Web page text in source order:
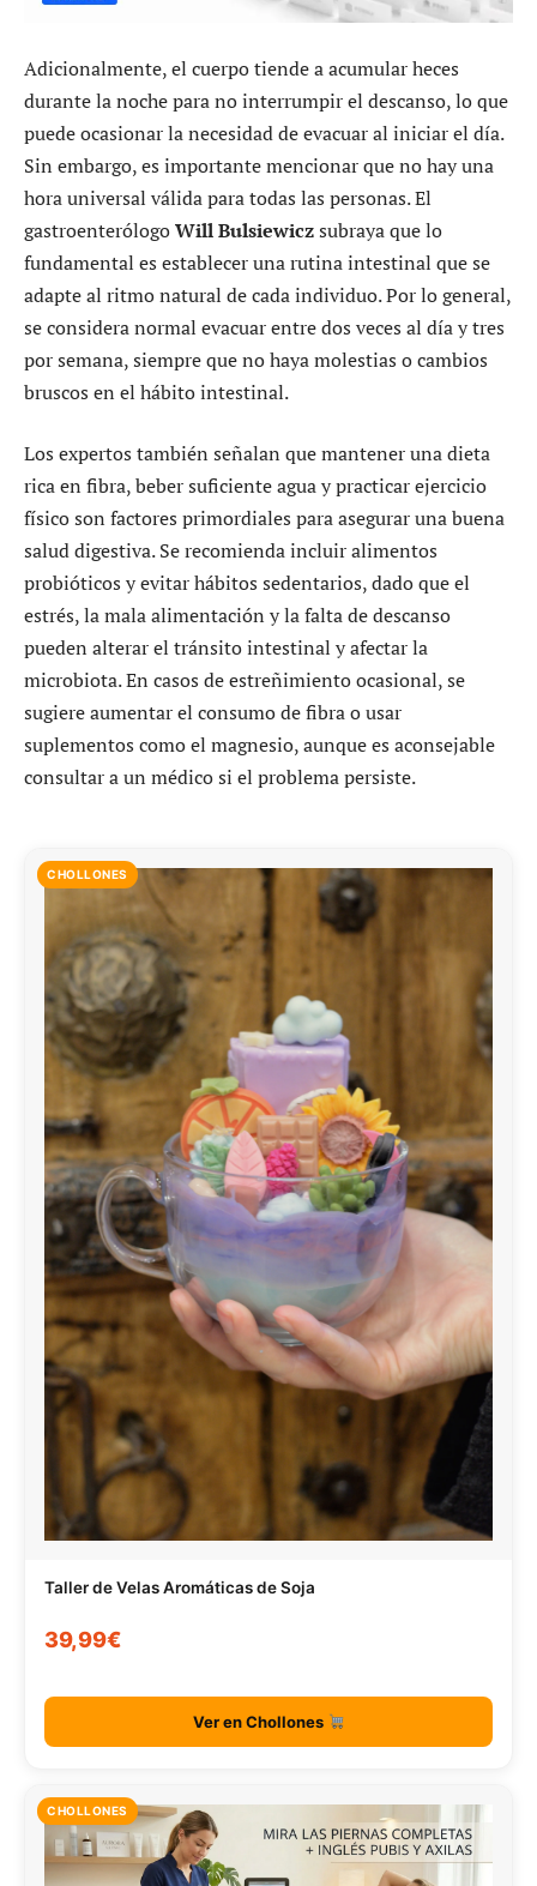
Adicionalmente, el cuerpo tiende a acumular heces
durante la noche para no interrumpir el descanso, lo que
puede ocasionar la necesidad de evacuar al iniciar el día.
Sin embargo, es importante mencionar que no hay una
hora universal válida para todas las personas. El
gastroenterólogoWill Bulsiewiczsubraya que lo
fundamental es establecer una rutina intestinal que se
adapte al ritmo natural de cada individuo. Por lo general,
se considera normal evacuar entre dos veces al día y tres
por semana, siempre que no haya molestias o cambios
bruscos en el hábito intestinal.
Los expertos también señalan que mantener una dieta
rica en fibra, beber suficiente agua y practicar ejercicio
físico son factores primordiales para asegurar una buena
salud digestiva. Se recomienda incluir alimentos
probióticos y evitar hábitos sedentarios, dado que el
estrés, la mala alimentación y la falta de descanso
pueden alterar el tránsito intestinal y afectar la
microbiota. En casos de estreñimiento ocasional, se
sugiere aumentar el consumo de fibra o usar
suplementos como el magnesio, aunque es aconsejable
consultar a un médico si el problema persiste.
CHOLLONES
Taller de Velas Aromáticas de Soja
39,99€
Ver en Chollones
CHOLLONES